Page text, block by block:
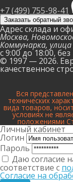
+7 (499) 755-98-41
Заказать обратный
Адрес склада и
Москва,
Коммунарка,
с 9:00 до 18:00,
© 1997 — 2026.
качественное
Вся
технических
вида товаров,
условиях не
положениями
Личный кабинет
Логин
Пароль
Даю согласие
соответствие с
Согласие на